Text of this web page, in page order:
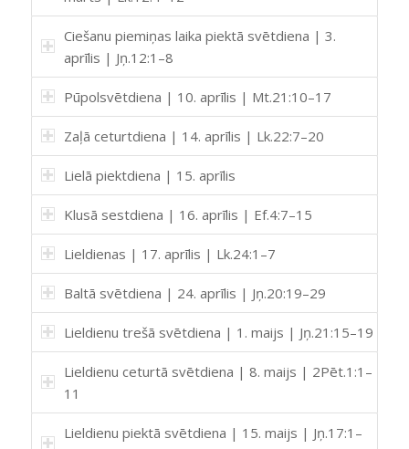
Ciešanu piemiņas laika piektā svētdiena | 3.
aprīlis | Jņ.12:1–8
Pūpolsvētdiena | 10. aprīlis | Mt.21:10–17
Zaļā ceturtdiena | 14. aprīlis | Lk.22:7–20
Lielā piektdiena | 15. aprīlis
Klusā sestdiena | 16. aprīlis | Ef.4:7–15
Lieldienas | 17. aprīlis | Lk.24:1–7
Baltā svētdiena | 24. aprīlis | Jņ.20:19–29
Lieldienu trešā svētdiena | 1. maijs | Jņ.21:15–19
Lieldienu ceturtā svētdiena | 8. maijs | 2Pēt.1:1–
11
Lieldienu piektā svētdiena | 15. maijs | Jņ.17:1–